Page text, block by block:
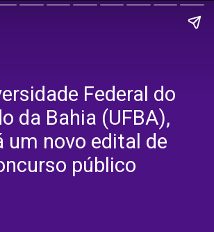
Federal do
da Bahia (UFBA),
um novo edital de
público